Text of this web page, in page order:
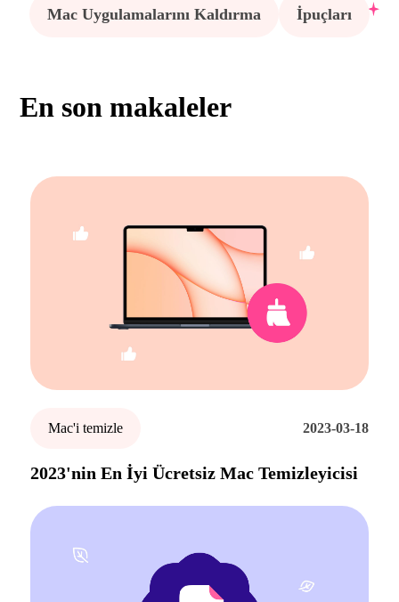
Mac Uygulamalarını Kaldırma İpuçları
En son makaleler
Mac'i temizle 2023-03-18
2023'nin En İyi Ücretsiz Mac Temizleyicisi